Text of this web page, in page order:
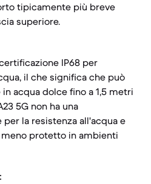
tipicamente più breve
superiore.
IP68 per
il che significa che può
acqua dolce fino a 1,5 metri
5G non ha una
la resistenza all'acqua e
protetto in ambienti